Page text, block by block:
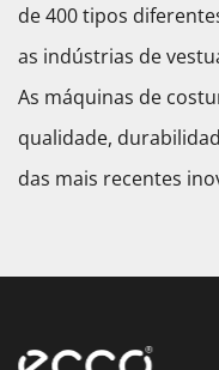
de 400 tipos
as indústrias de
As máquinas de
qualidade,
das mais recentes